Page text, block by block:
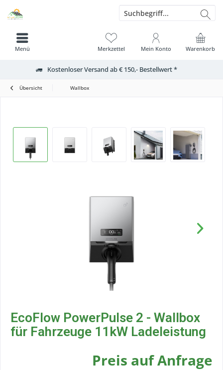
Kostenloser Versand ab € 150,- Bestellwert *
Warenkorb
Merkzettel Mein Konto
Menü
Übersicht Wallbox
EcoFlow PowerPulse 2 - Wallbox
für Fahrzeuge 11kW Ladeleistung
Preis auf Anfrage